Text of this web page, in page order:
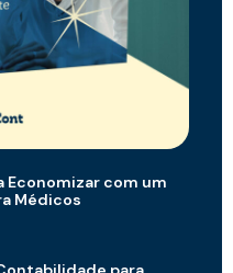
Economizar com um
Médicos